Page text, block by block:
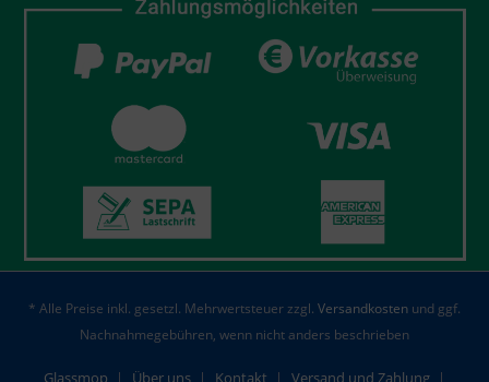
* Alle Preise inkl. gesetzl. Mehrwertsteuer zzgl. Versandkosten und ggf.
Nachnahmegebühren, wenn nicht anders beschrieben
Glassmop Über uns Kontakt Versand und Zahlung